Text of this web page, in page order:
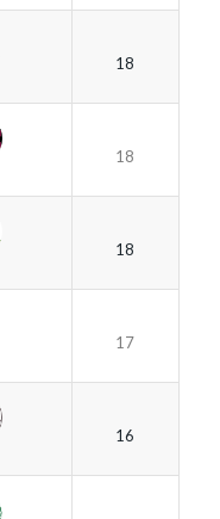
18
18
18
17
16